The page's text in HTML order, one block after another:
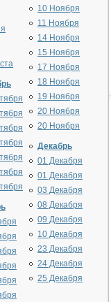
10 Ноября
11 Ноября
14 Ноября
15 Ноября
17 Ноября
18 Ноября
19 Ноября
20 Ноября
20 Ноября
Декабрь
01 Декабря
01 Декабря
03 Декабря
08 Декабря
09 Декабря
10 Декабря
23 Декабря
24 Декабря
25 Декабря